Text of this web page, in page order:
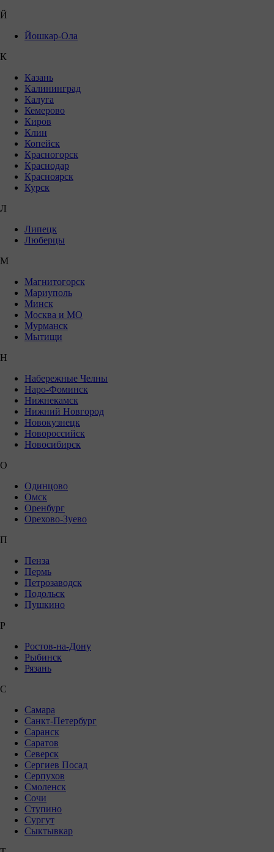
Й
Йошкар-Ола
К
Казань
Калининград
Калуга
Кемерово
Киров
Клин
Копейск
Красногорск
Краснодар
Красноярск
Курск
Л
Липецк
Люберцы
М
Магнитогорск
Мариуполь
Минск
Москва и МО
Мурманск
Мытищи
Н
Набережные Челны
Наро-Фоминск
Нижнекамск
Нижний Новгород
Новокузнецк
Новороссийск
Новосибирск
О
Одинцово
Омск
Оренбург
Орехово-Зуево
П
Пенза
Пермь
Петрозаводск
Подольск
Пушкино
Р
Ростов-на-Дону
Рыбинск
Рязань
С
Самара
Санкт-Петербург
Саранск
Саратов
Северск
Сергиев Посад
Серпухов
Смоленск
Сочи
Ступино
Сургут
Сыктывкар